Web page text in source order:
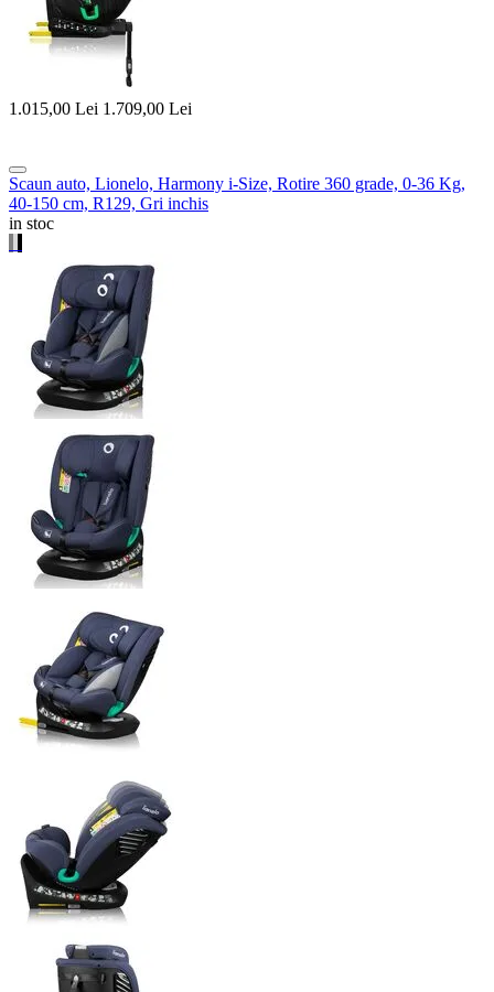
1.015,00 Lei 1.709,00 Lei
Scaun auto, Lionelo, Harmony i-Size, Rotire 360 grade, 0-36 Kg,
40-150 cm, R129, Gri inchis
in stoc